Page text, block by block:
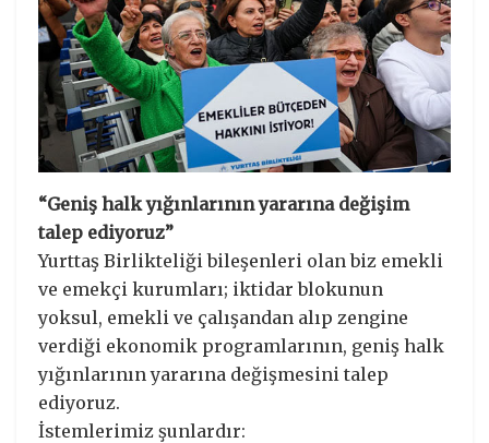
“Geniş halk yığınlarının yararına değişim
talep ediyoruz”
Yurttaş Birlikteliği bileşenleri olan biz emekli
ve emekçi kurumları; iktidar blokunun
yoksul, emekli ve çalışandan alıp zengine
verdiği ekonomik programlarının, geniş halk
yığınlarının yararına değişmesini talep
ediyoruz.
İstemlerimiz şunlardır: